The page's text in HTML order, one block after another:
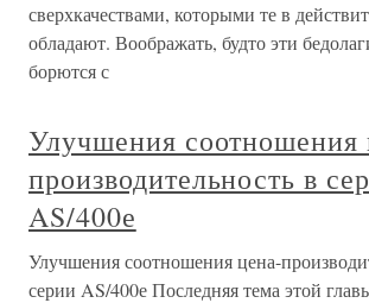
сверхкачествами, которыми те в
обладают. Воображать, будто эти
борются с
Улучшения соотношения
производительность в
AS/400е
Улучшения соотношения цена-
серии AS/400е Последняя тема этой